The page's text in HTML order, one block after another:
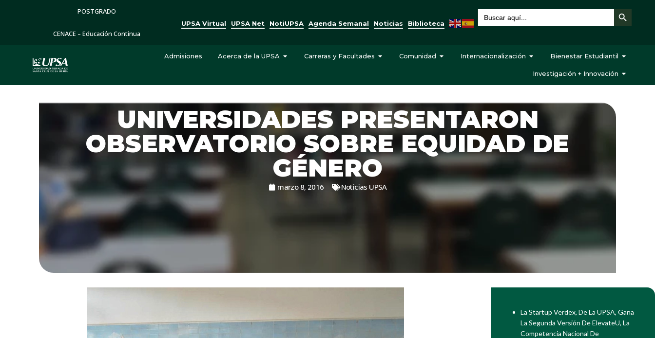
POSTGRADO
CENACE – Educación Continua
UPSA Virtual UPSA Net NotiUPSA Agenda Semanal Noticias Biblioteca
Buscar: Botón de búsqueda
Admisiones Acerca de la UPSA Carreras y Facultades Comunidad Internacionalización Bienestar Estudiantil
Investigación + Innovación
UNIVERSIDADES PRESENTARON
OBSERVATORIO SOBRE EQUIDAD DE
GÉNERO
marzo 8, 2016 Noticias UPSA
La Startup Verdex, De La UPSA, Gana
La Segunda Versión De ElevateU, La
Competencia Nacional De